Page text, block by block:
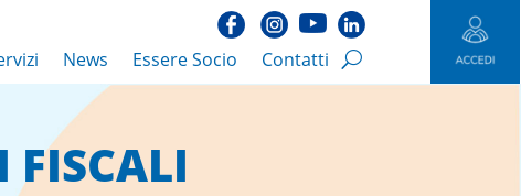
News Essere Socio Contatti
FISCALI